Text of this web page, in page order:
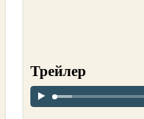
Трейлер